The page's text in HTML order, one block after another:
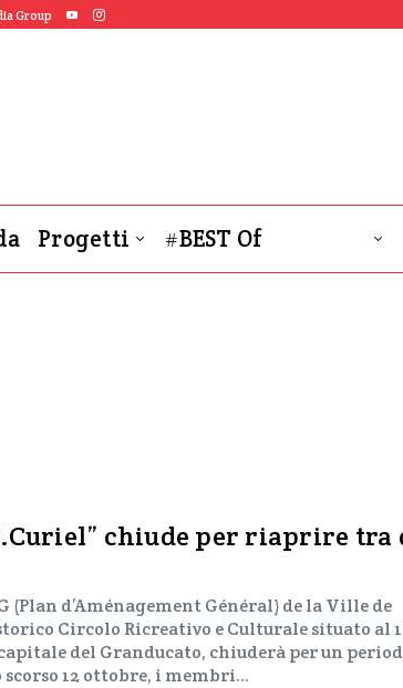
Group
Progetti #BEST Of
chiude per riaprire tra
(Plan d’Aménagement Général) de la Ville de
Circolo Ricreativo e Culturale situato al
del Granducato, chiuderà per un
scorso 12 ottobre, i membri…